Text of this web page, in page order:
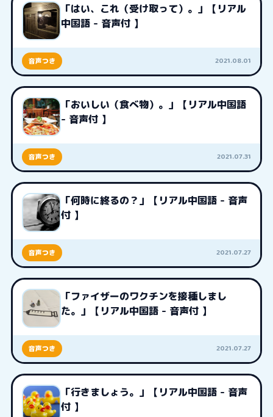
「はい、これ（受け取って）。」【リアル
中国語 - 音声付 】
音声つき 2021.08.01
「おいしい（食べ物）。」【リアル中国語
- 音声付 】
音声つき 2021.07.31
「何時に終るの？」【リアル中国語 - 音声
付 】
音声つき 2021.07.27
「ファイザーのワクチンを接種しまし
た。」【リアル中国語 - 音声付 】
音声つき 2021.07.27
「行きましょう。」【リアル中国語 - 音声
付 】